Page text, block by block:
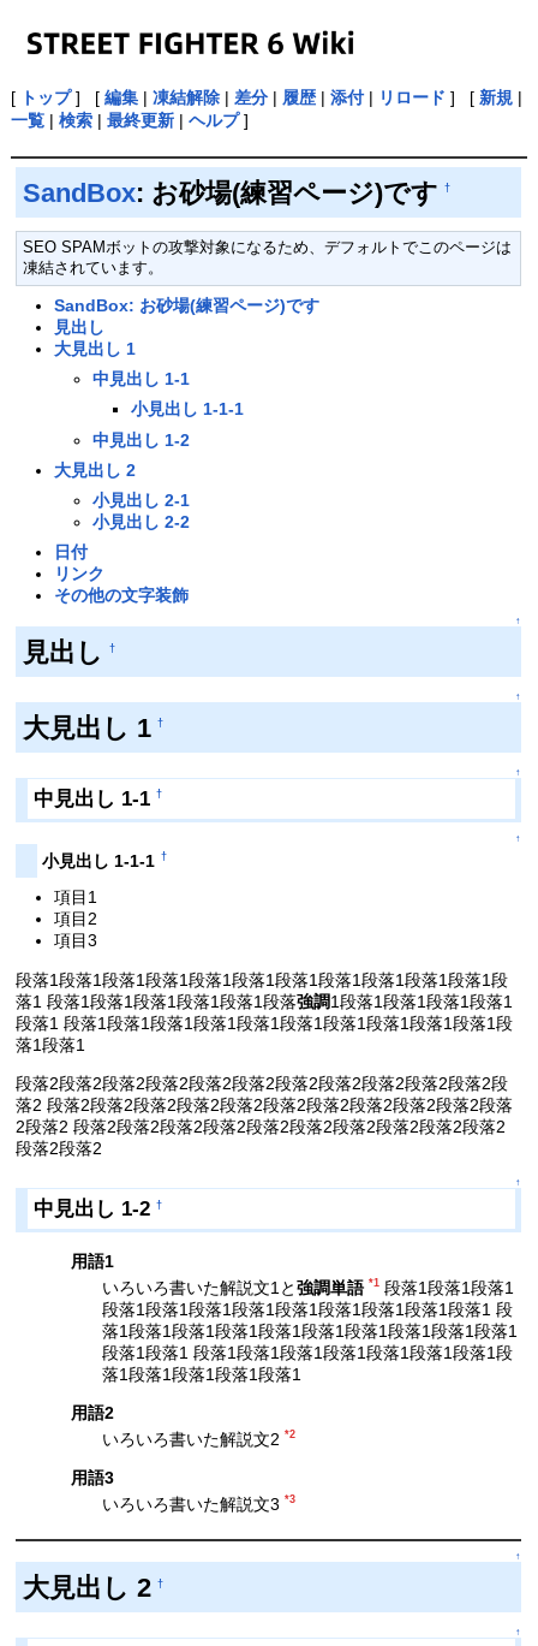
[ トップ] [ 編集| 凍結解除| 差分| 履歴| 添付| リロード ] [ 新規|
一覧| 検索| 最終更新| ヘルプ]
SandBox: お砂場(練習ページ)です †
SEO SPAMボットの攻撃対象になるため、デフォルトでこのページは
凍結されています。
SandBox: お砂場(練習ページ)です
見出し
大見出し 1
中見出し 1-1
小見出し 1-1-1
中見出し 1-2
大見出し 2
小見出し 2-1
小見出し 2-2
日付
リンク
その他の文字装飾
↑
見出し †
↑
大見出し 1 †
↑
中見出し 1-1 †
↑
小見出し 1-1-1 †
項目1
項目2
項目3
段落1段落1段落1段落1段落1段落1段落1段落1段落1段落1段落1段
落1 段落1段落1段落1段落1段落1段落強調1段落1段落1段落1段落1
段落1 段落1段落1段落1段落1段落1段落1段落1段落1段落1段落1段
落1段落1
段落2段落2段落2段落2段落2段落2段落2段落2段落2段落2段落2段
落2 段落2段落2段落2段落2段落2段落2段落2段落2段落2段落2段落
2段落2 段落2段落2段落2段落2段落2段落2段落2段落2段落2段落2
段落2段落2
↑
中見出し 1-2 †
用語1
いろいろ書いた解説文1と強調単語 *1 段落1段落1段落1
段落1段落1段落1段落1段落1段落1段落1段落1段落1 段
落1段落1段落1段落1段落1段落1段落1段落1段落1段落1
段落1段落1 段落1段落1段落1段落1段落1段落1段落1段
落1段落1段落1段落1段落1
用語2
いろいろ書いた解説文2 *2
用語3
いろいろ書いた解説文3 *3
↑
大見出し 2 †
↑